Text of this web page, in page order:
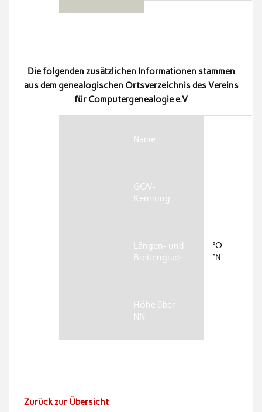
Die folgenden zusätzlichen Informationen stammen
aus dem genealogischen Ortsverzeichnis des Vereins
für Computergenealogie e.V
Name:
GOV-
Kennung:
Längen- und
Breitengrad:
°O
°N
Höhe über
NN
Zurück zur Übersicht